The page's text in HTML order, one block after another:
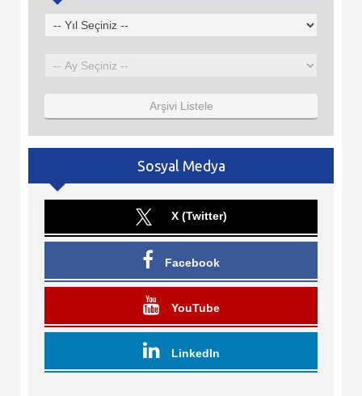
Arşivi Listele
Sosyal Medya
X (Twitter)
Facebook
YouTube
LinkedIn